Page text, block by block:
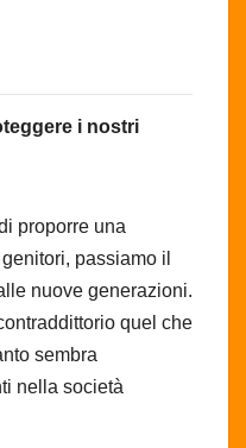
i nostri
proporre una
passiamo il
nuove generazioni.
quel che
sembra
nella società